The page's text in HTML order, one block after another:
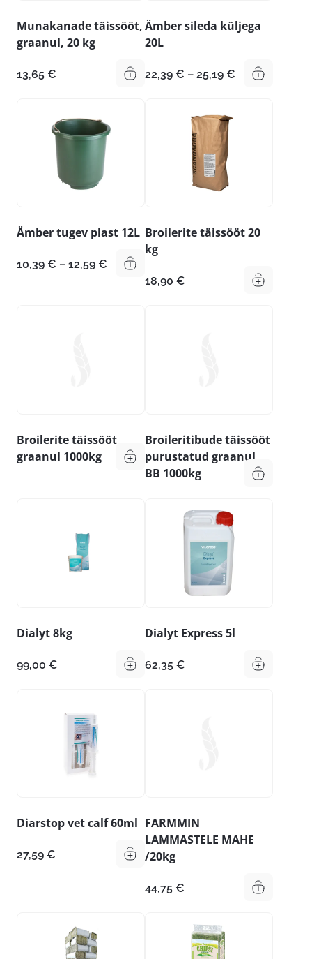
Munakanade täissööt,
graanul, 20 kg
13,65 €
Ämber sileda küljega
20L
22,39 € – 25,19 €
Ämber tugev plast 12L
10,39 € – 12,59 € Hinnavahemik:
10,39 €
Broilerite täissööt 20
kg
18,90 €
Broilerite täissööt
graanul 1000kg
Broileritibude täissööt
purustatud graanul
BB 1000kg
Dialyt 8kg
99,00 €
Dialyt Express 5l
62,35 €
Diarstop vet calf 60ml
27,59 €
FARMMIN
LAMMASTELE MAHE
/20kg
44,75 €